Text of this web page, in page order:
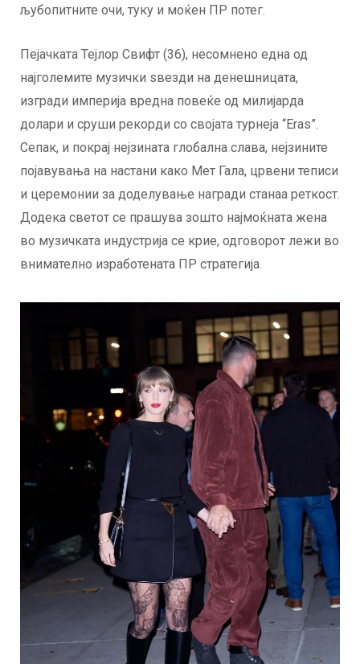
љубопитните очи, туку и моќен ПР потег.
Пејачката Тејлор Свифт (36), несомнено една од
најголемите музички ѕвезди на денешницата,
изгради империја вредна повеќе од милијарда
долари и сруши рекорди со својата турнеја “Eras”.
Сепак, и покрај нејзината глобална слава, нејзините
појавувања на настани како Мет Гала, црвени теписи
и церемонии за доделување награди станаа реткост.
Додека светот се прашува зошто најмоќната жена
во музичката индустрија се крие, одговорот лежи во
внимателно изработената ПР стратегија.